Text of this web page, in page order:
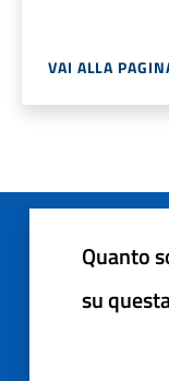
VAI ALLA
Quanto
su